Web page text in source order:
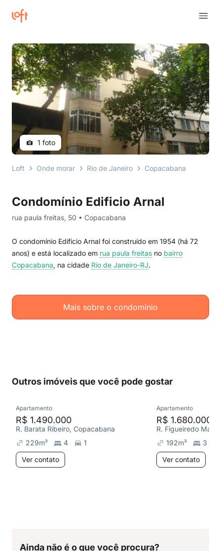
Condomínio Edificio Arnal
rua paula freitas, 50 • Copacabana
O condomínio Edificio Arnal foi construído em 1954 (há 72
anos) e está localizado em rua paula freitas no bairro
Copacabana, na cidade Rio de Janeiro-RJ.
Mais sobre o condomínio
1 foto
Loft Onde morar Rio de Janeiro Copacabana
Outros imóveis que você pode gostar
Apartamento
R$ 1.490.000
R. Barata Ribeiro, Copacabana
229m² 4
1
Ver contato
Apartamento
R$ 1.680.000
192m²
3
Ver contato
Ainda não é o que você procura?